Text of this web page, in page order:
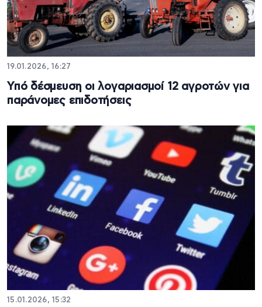
19.01.2026, 16:27
Υπό δέσμευση οι λογαριασμοί 12 αγροτών για
παράνομες επιδοτήσεις
15.01.2026, 15:32